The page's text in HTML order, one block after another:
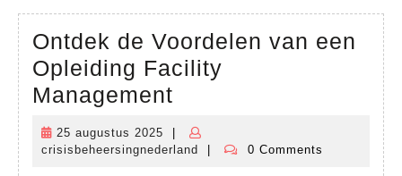
Ontdek de Voordelen van een
Opleiding Facility
Management
de
Voordelen
25 augustus 2025
25
augustus
crisisbeheersingnederland
crisisbeheersingnederland
0 Comments